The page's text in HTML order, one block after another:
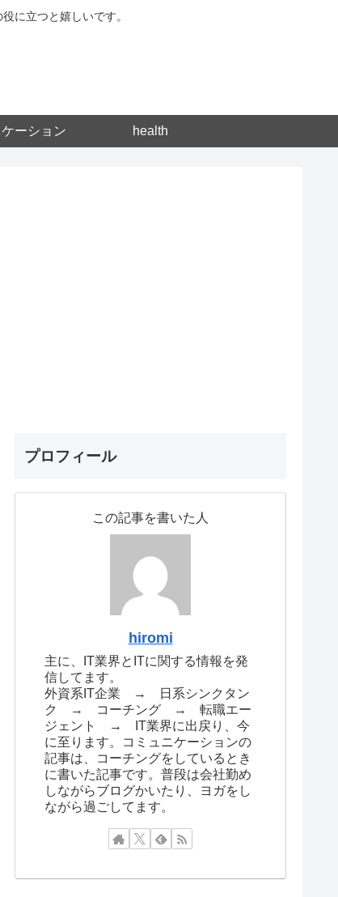
に立つと嬉しいです。
ーション health
プロフィール
この記事を書いた人
hiromi
主に、IT業界とITに関する情報を発
信してます。
外資系IT企業 → 日系シンクタン
ク → コーチング → 転職エー
ジェント → IT業界に出戻り、今
に至ります。コミュニケーションの
記事は、コーチングをしているとき
に書いた記事です。普段は会社勤め
しながらブログかいたり、ヨガをし
ながら過ごしてます。